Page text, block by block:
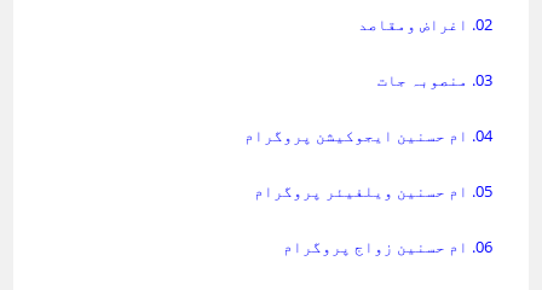
02. اغراض ومقاصد
03. منصوبہ جات
04. ام حسنین ایجوکیشن پروگرام
05. ام حسنین ویلفیئر پروگرام
06. ام حسنین زواج پروگرام